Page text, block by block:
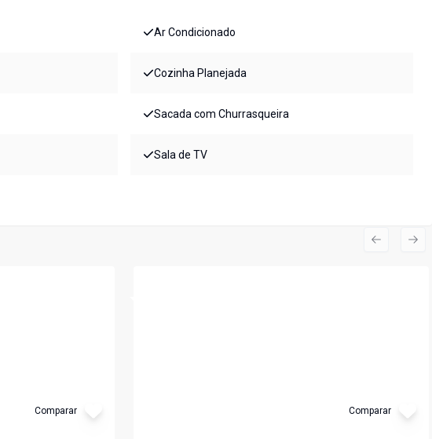
Ar Condicionado
Cozinha Planejada
Sacada com Churrasqueira
Sala de TV
Comparar Comparar
Previous